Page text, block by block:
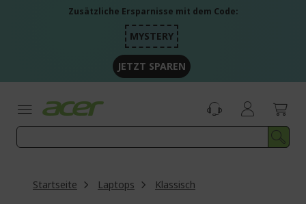
Zusätzliche Ersparnisse mit dem Code:
MYSTERY
JETZT SPAREN
Startseite Laptops Klassisch